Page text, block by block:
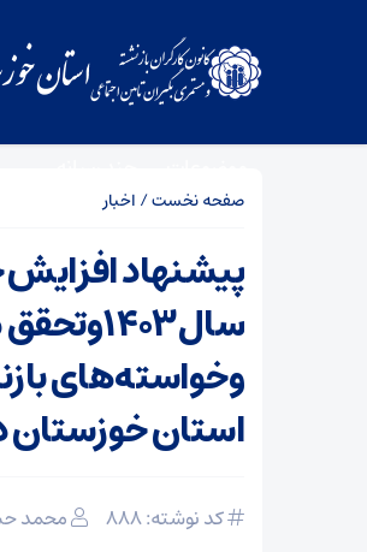
صفحه نخست/ اخبار
پیشنهاد
وخواسته‌های
استان خوزستان
کد نوشته: 888 محمد